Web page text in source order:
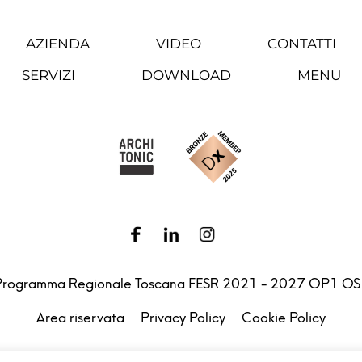
AZIENDA VIDEO
CONTATTI
SERVIZI
DOWNLOAD MENU
Regionale Toscana FESR 2021 - 2027 OP1
Area riservata Privacy Policy Cookie Policy